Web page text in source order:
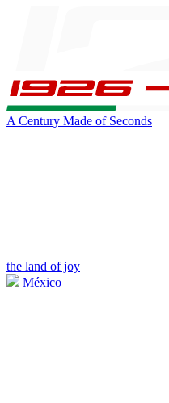
A Century Made of Seconds
the land of joy
México